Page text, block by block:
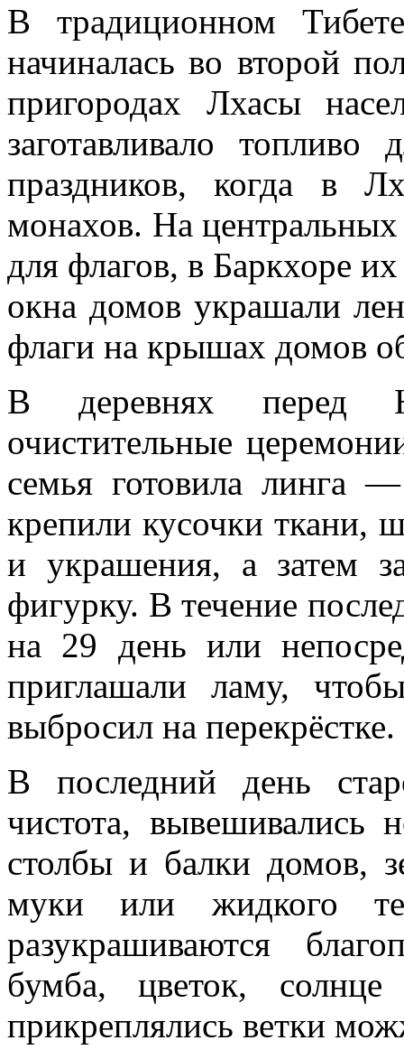
В традиционном
начиналась во второй
пригородах Лхасы
заготавливало топливо
праздников, когда в
монахов. На
для флагов, в Баркхоре
окна домов украшали
флаги на крышах домов
В деревнях перед
очистительные
семья готовила линга
крепили кусочки ткани,
и украшения, а затем
фигурку. В течение
на 29 день или
приглашали ламу,
выбросил на перекрёстке.
В последний день
чистота, вывешивались
столбы и балки домов,
муки или жидкого
разукрашиваются
бумба, цветок,
прикреплялись ветки